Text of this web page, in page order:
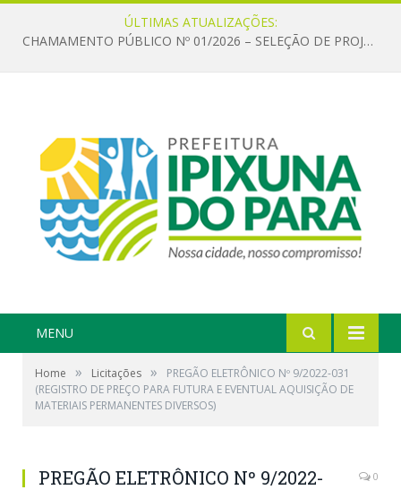
ÚLTIMAS ATUALIZAÇÕES:
CHAMAMENTO PÚBLICO Nº 01/2026 – SELEÇÃO DE PROJETOS PARA FIRMAR TERMO DE EXECUÇÃO CULTURAL COM RECURSOS DA POLÍTICA NACIONAL ALDIR BLANC DE FOMENTO À CULTURA – PNAB (LEI Nº 14.399/2022)
MENU
Home » Licitações »
PREGÃO ELETRÔNICO Nº 9/2022-031
(REGISTRO DE PREÇO PARA FUTURA E EVENTUAL AQUISIÇÃO DE
MATERIAIS PERMANENTES DIVERSOS)
PREGÃO ELETRÔNICO Nº 9/2022-
0